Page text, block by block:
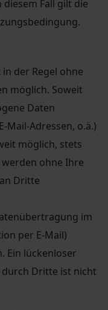
Fall gilt die
der Regel ohne
möglich. Soweit
Daten
Mail-Adressen, o.ä.)
möglich, stets
ohne Ihre
Dritte
im
per E-Mail)
Ein lückenloser
Dritte ist nicht